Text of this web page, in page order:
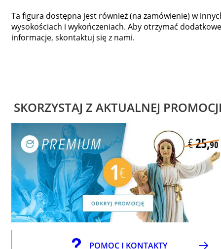
Ta figura dostępna jest również (na zamówienie) w
wysokościach i wykończeniach. Aby otrzymać dodatkowe
informacje, skontaktuj się z nami.
SKORZYSTAJ Z AKTUALNEJ
POMOC I KONTAKTY